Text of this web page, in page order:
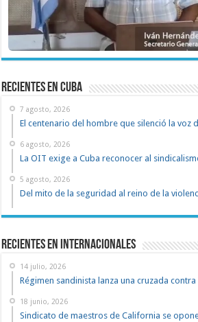
recientes en cuba
7 agosto, 2026
El centenario del hombre que silenció la voz
6 agosto, 2026
La OIT exige a Cuba reconocer al
5 agosto, 2026
Del mito de la seguridad al reino de la
Recientes en Internacionales
14 julio, 2026
Régimen sandinista lanza una cruzada
18 junio, 2026
Sindicato de maestros de California se